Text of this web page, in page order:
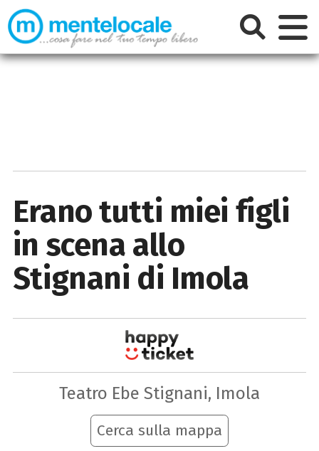
Erano tutti miei figli
in scena allo
Stignani di Imola
Teatro Ebe Stignani, Imola
Cerca sulla mappa